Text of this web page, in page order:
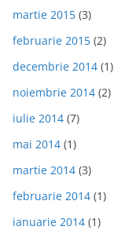
martie 2015 (3)
februarie 2015 (2)
decembrie 2014 (1)
noiembrie 2014 (2)
iulie 2014 (7)
mai 2014 (1)
martie 2014 (3)
februarie 2014 (1)
ianuarie 2014 (1)